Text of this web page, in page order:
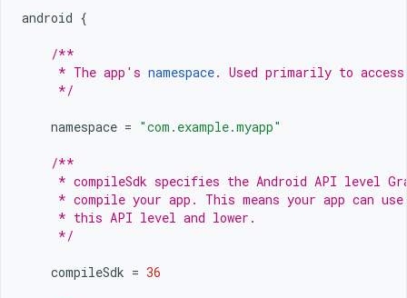
android {
/**
     * The app's
namespace. Used primarily to
     */
namespace = "com.example.myapp"
/**
* compileSdk specifies the Android API level
* compile your app. This means your app can
     * this API level and lower.
     */
compileSdk = 36